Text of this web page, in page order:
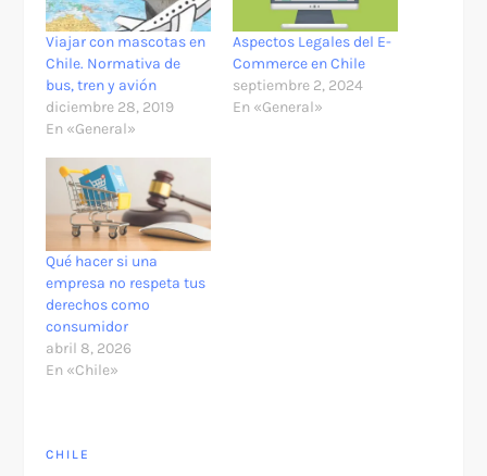
Viajar con mascotas en
Chile. Normativa de
bus, tren y avión
diciembre 28, 2019
En «General»
Aspectos Legales del E-
Commerce en Chile
septiembre 2, 2024
En «General»
Qué hacer si una
empresa no respeta tus
derechos como
consumidor
abril 8, 2026
En «Chile»
CHILE